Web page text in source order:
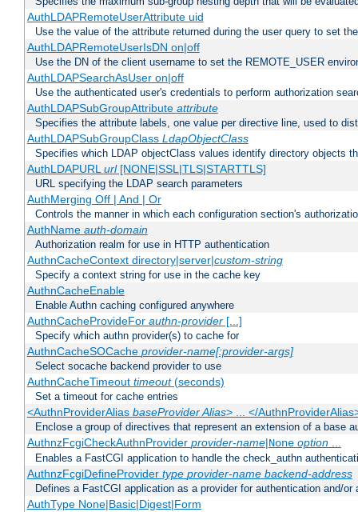
AuthLDAPRemoteUserAttribute uid
Use the value of the attribute returned during the user query to set
AuthLDAPRemoteUserIsDN on|off
Use the DN of the client username to set the REMOTE_USER
AuthLDAPSearchAsUser on|off
Use the authenticated user's credentials to perform authorization
AuthLDAPSubGroupAttribute attribute
Specifies the attribute labels, one value per directive line, used to
AuthLDAPSubGroupClass LdapObjectClass
Specifies which LDAP objectClass values identify directory objects
AuthLDAPURLurl[NONE|SSL|TLS|STARTTLS]
URL specifying the LDAP search parameters
AuthMerging Off | And | Or
Controls the manner in which each configuration section's
AuthName auth-domain
Authorization realm for use in HTTP authentication
AuthnCacheContext directory|server|custom-string
Specify a context string for use in the cache key
AuthnCacheEnable
Enable Authn caching configured anywhere
AuthnCacheProvideFor authn-provider[...]
Specify which authn provider(s) to cache for
AuthnCacheSOCache provider-name[:provider-args]
Select socache backend provider to use
AuthnCacheTimeout timeout(seconds)
Set a timeout for cache entries
<AuthnProviderAlias baseProvider Alias> ... </
Enclose a group of directives that represent an extension of a base
AuthnzFcgiCheckAuthnProvider provider-name|None option...
Enables a FastCGI application to handle the check_authn
AuthnzFcgiDefineProvider type provider-name backend-address
Defines a FastCGI application as a provider for authentication and/or
AuthType None|Basic|Digest|Form